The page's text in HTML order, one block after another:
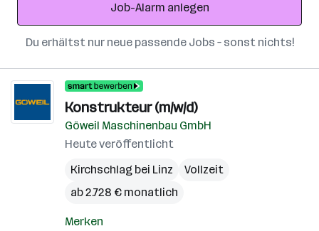
Job-Alarm anlegen
Du erhältst nur neue passende Jobs – sonst nichts!
Konstrukteur (m/w/d)
Göweil Maschinenbau GmbH
Heute veröffentlicht
Kirchschlag bei Linz
Vollzeit
ab 2.728 € monatlich
Merken